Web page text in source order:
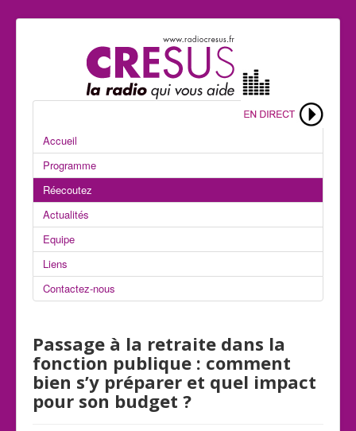
Accueil
Programme
Réecoutez
Actualités
Equipe
Liens
Contactez-nous
Passage à la retraite dans la
fonction publique : comment
bien s’y préparer et quel impact
pour son budget ?